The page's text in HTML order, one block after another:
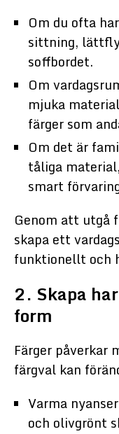
Om du ofta
sittning,
soffbordet.
Om
mjuka
färger som
Om det är
tåliga
smart
Genom att utgå
skapa ett
funktionellt och
2. Skapa
form
Färger påverkar
färgval kan
Varma
och olivgrönt